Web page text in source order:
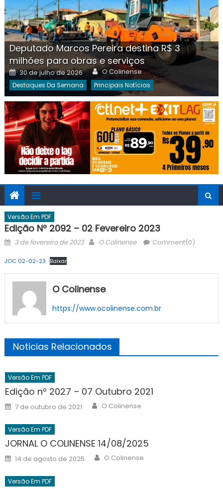
Deputado Marcos Pereira destina R$ 3
milhões para obras e serviços
Posted
on
30 de julho de 2026 Author
O Colinense
Destaques Da Semana Principais Notícias
Versão Em PDF
Edição Nº 2092 – 02 Fevereiro 2023
Posted
3 de fevereiro de 2023 Author
O Colinense Comment(0)
JOC 02-02-23 Baixar
O Colinense
https://www.ocolinense.com.br
Noticias Relacionados
Versão Em PDF
Edição nº 2027 – 07 Outubro 2021
Posted
on
7 de outubro de 2021 Author
O Colinense
Versão Em PDF
JORNAL O COLINENSE 14/08/2025
Posted
on
14 de agosto de 2025 Author
O Colinense
Versão Em PDF